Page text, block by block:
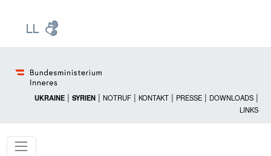
UKRAINE | SYRIEN | NOTRUF | KONTAKT | PRESSE | DOWNLOADS |
LINKS